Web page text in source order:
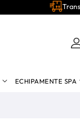
ECHIPAMENTE SPA